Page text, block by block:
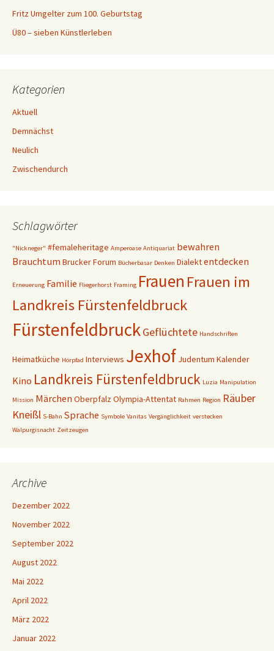
Fritz Umgelter zum 100. Geburtstag
Ü80 – sieben Künstlerleben
Kategorien
Aktuell
Demnächst
Neulich
Zwischendurch
Schlagwörter
"Nickneger" #femaleheritage Amperoase Antiquariat bewahren
Brauchtum Brucker Forum Bücherbasar Denken Dialektentdecken
Erneuerung Familie Fliegerhorst Framing Frauen Frauen im
Landkreis Fürstenfeldbruck
FürstenfeldbruckGeflüchtete Handschriften
Heimatküche Hörpfad Interviews Jexhof Judentum Kalender
Kino Landkreis Fürstenfeldbruck Luzia Manipulation
Mission Märchen OberpfalzOlympia-Attentat Rahmen Region Räuber
Kneißl S-Bahn Sprache Symbole Vanitas Vergänglichkeit verstecken
Walpurgisnacht Zeitzeugen
Archive
Dezember 2022
November 2022
September 2022
August 2022
Mai 2022
April 2022
März 2022
Januar 2022